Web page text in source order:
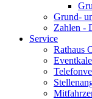
Grund-
Zahlen -
Service
Rathaus